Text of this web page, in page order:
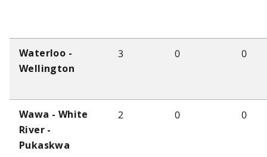
Waterloo -
Wellington
3 0 0
Wawa - White
River -
Pukaskwa
2 0 0